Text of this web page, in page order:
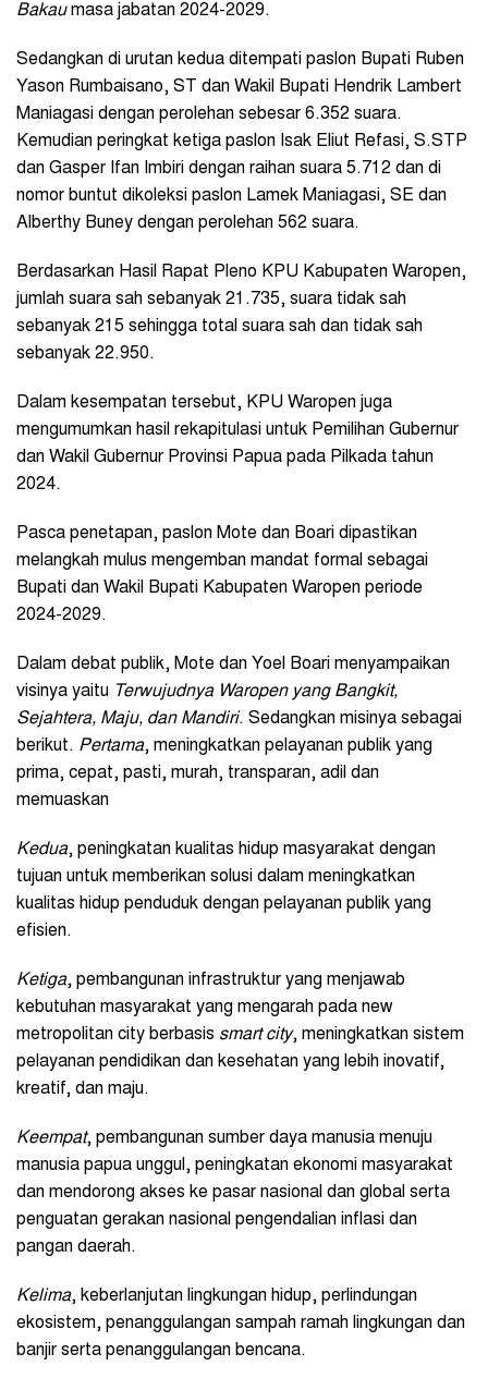
Bakaumasa jabatan 2024-2029.
Sedangkan di urutan kedua ditempati paslon Bupati Ruben
Yason Rumbaisano, ST dan Wakil Bupati Hendrik Lambert
Maniagasi dengan perolehan sebesar 6.352 suara.
Kemudian peringkat ketiga paslon Isak Eliut Refasi, S.STP
dan Gasper Ifan Imbiri dengan raihan suara 5.712 dan di
nomor buntut dikoleksi paslon Lamek Maniagasi, SE dan
Alberthy Buney dengan perolehan 562 suara.
Berdasarkan Hasil Rapat Pleno KPU Kabupaten Waropen,
jumlah suara sah sebanyak 21.735, suara tidak sah
sebanyak 215 sehingga total suara sah dan tidak sah
sebanyak 22.950.
Dalam kesempatan tersebut, KPU Waropen juga
mengumumkan hasil rekapitulasi untuk Pemilihan Gubernur
dan Wakil Gubernur Provinsi Papua pada Pilkada tahun
2024.
Pasca penetapan, paslon Mote dan Boari dipastikan
melangkah mulus mengemban mandat formal sebagai
Bupati dan Wakil Bupati Kabupaten Waropen periode
2024-2029.
Dalam debat publik, Mote dan Yoel Boari menyampaikan
visinya yaitu Terwujudnya Waropen yang Bangkit,
Sejahtera, Maju, dan Mandiri. Sedangkan misinya sebagai
berikut. Pertama, meningkatkan pelayanan publik yang
prima, cepat, pasti, murah, transparan, adil dan
memuaskan
Kedua, peningkatan kualitas hidup masyarakat dengan
tujuan untuk memberikan solusi dalam meningkatkan
kualitas hidup penduduk dengan pelayanan publik yang
efisien.
Ketiga, pembangunan infrastruktur yang menjawab
kebutuhan masyarakat yang mengarah pada new
metropolitan city berbasis smart city, meningkatkan sistem
pelayanan pendidikan dan kesehatan yang lebih inovatif,
kreatif, dan maju.
Keempat, pembangunan sumber daya manusia menuju
manusia papua unggul, peningkatan ekonomi masyarakat
dan mendorong akses ke pasar nasional dan global serta
penguatan gerakan nasional pengendalian inflasi dan
pangan daerah.
Kelima, keberlanjutan lingkungan hidup, perlindungan
ekosistem, penanggulangan sampah ramah lingkungan dan
banjir serta penanggulangan bencana.